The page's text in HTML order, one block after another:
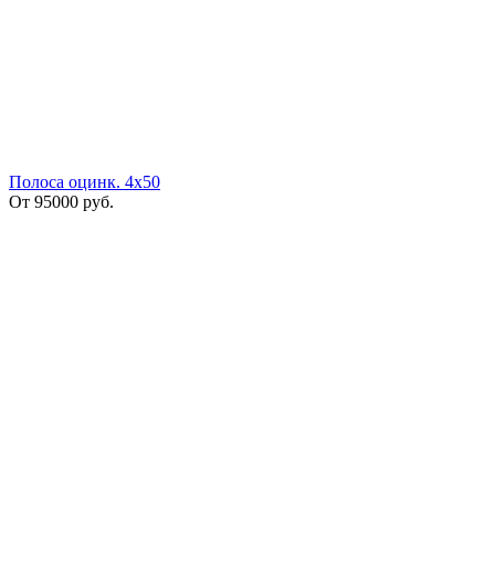
Полоса оцинк. 4х50
От 95000 руб.